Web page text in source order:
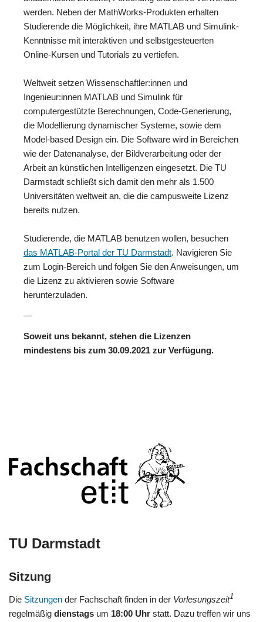
werden. Neben der MathWorks-Produkten erhalten
Studierende die Möglichkeit, ihre MATLAB und Simulink-
Kenntnisse mit interaktiven und selbstgesteuerten
Online-Kursen und Tutorials zu vertiefen.
Weltweit setzen Wissenschaftler:innen und
Ingenieur:innen MATLAB und Simulink für
computergestützte Berechnungen, Code-Generierung,
die Modellierung dynamischer Systeme, sowie dem
Model-based Design ein. Die Software wird in Bereichen
wie der Datenanalyse, der Bildverarbeitung oder der
Arbeit an künstlichen Intelligenzen eingesetzt. Die TU
Darmstadt schließt sich damit den mehr als 1.500
Universitäten weltweit an, die die campusweite Lizenz
bereits nutzen.
Studierende, die MATLAB benutzen wollen, besuchen
das MATLAB-Portal der TU Darmstadt. Navigieren Sie
zum Login-Bereich und folgen Sie den Anweisungen, um
die Lizenz zu aktivieren sowie Software
herunterzuladen.
—
Soweit uns bekannt, stehen die Lizenzen
mindestens bis zum 30.09.2021 zur Verfügung.
TU Darmstadt
Sitzung
Die Sitzungen der Fachschaft finden in der Vorlesungszeit1
regelmäßig dienstags um 18:00 Uhr statt. Dazu treffen wir uns